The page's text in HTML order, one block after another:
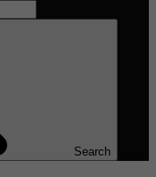
Search